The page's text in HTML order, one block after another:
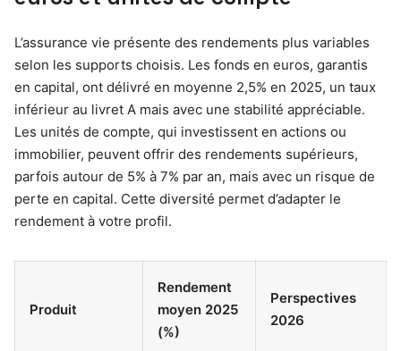
L’assurance vie présente des rendements plus variables
selon les supports choisis. Les fonds en euros, garantis
en capital, ont délivré en moyenne 2,5% en 2025, un taux
inférieur au livret A mais avec une stabilité appréciable.
Les unités de compte, qui investissent en actions ou
immobilier, peuvent offrir des rendements supérieurs,
parfois autour de 5% à 7% par an, mais avec un risque de
perte en capital. Cette diversité permet d’adapter le
rendement à votre profil.
Produit
Rendement
moyen 2025
(%)
Perspectives
2026